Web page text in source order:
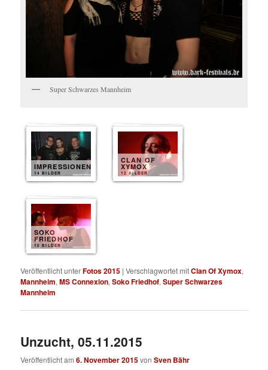
Super Schwarzes Mannheim
IMPRESSIONEN
14 BILDER
CLAN OF
XYMOX
12 BILDER
SOKO
FRIEDHOF
10 BILDER
Veröffentlicht unterFotos 2015 |Verschlagwortet mitClan Of Xymox,
Mannheim,MS Connexion,Soko Friedhof,Super Schwarzes
Mannheim
Unzucht, 05.11.2015
Veröffentlicht am6. November 2015vonSven Bähr